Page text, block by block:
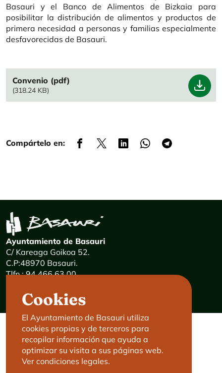
Basauri y el Banco de Alimentos de Bizkaia para
posibilitar la distribución de alimentos y productos de
primera necesidad a personas y familias especialmente
desfavorecidas de Basauri.
File
Convenio (pdf)
(318.24 KB)
Compártelo en:
Cookies
El Ayuntamiento de Basauri utiliza
cookies propias y de terceros para
recopilar información que ayuda a
optimizar su visita a sus páginas web.
Ver condiciones legales.
Ayuntamiento de Basauri
C/ Kareaga Goikoa 52.
C.P:48970 Basauri.
Tlfn.: 94 466 63 00
E-mail: haz@basauri.eus
CONTACTO
Basauri le atiende
Cita previa
LEGAL
Aviso legal